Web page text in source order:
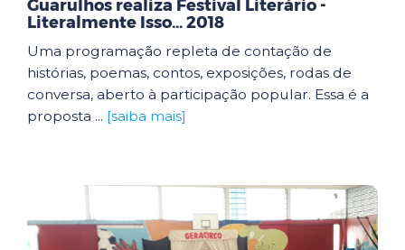
Guarulhos realiza Festival Literário -
Literalmente Isso... 2018
Uma programação repleta de contação de
histórias, poemas, contos, exposições, rodas de
conversa, aberto à participação popular. Essa é a
proposta ... [saiba mais]